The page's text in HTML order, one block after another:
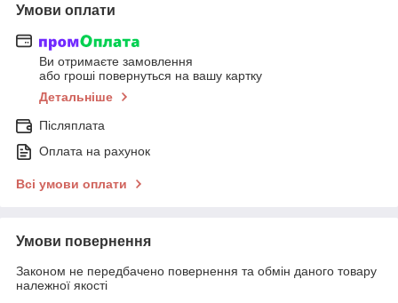
Умови оплати
Ви отримаєте замовлення
або гроші повернуться на вашу картку
Детальніше
Післяплата
Оплата на рахунок
Всі умови оплати
Умови повернення
Законом не передбачено повернення та обмін даного товару
належної якості